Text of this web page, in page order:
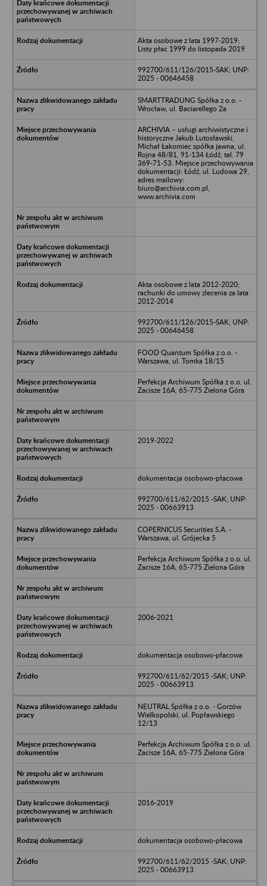
Akta osobowe z lata 1997-2019;
Listy płac 1999 do listopada 2019
992700/611/126/2015-SAK; UNP:
2025 - 00646458
SMARTTRADUNG Spółka z o.o. -
Wrocław, ul. Baciarellego 2a
ARCHIVIA – usługi archiwistyczne i
historyczne Jakub Lutosławski,
Michał Łakomiec spółka jawna, ul.
Rojna 48/81, 91-134 Łódź, tel. 79
369-71-53. Miejsce przechowywania
dokumentacji: Łódź, ul. Ludowa 29,
adres mailowy:
biuro@archivia.com.pl,
www.archivia.com
Akta osobowe z lata 2012-2020;
rachunki do umowy zlecenia za lata
2012-2014
992700/611/126/2015-SAK; UNP:
2025 - 00646458
FOOD Quantum Spółka z o.o. -
Warszawa, ul. Tomka 18/15
Perfekcja Archiwum Spółka z o.o. ul.
Zacisze 16A, 65-775 Zielona Góra
2019-2022
dokumentacja osobowo-płacowa
992700/611/62/2015 -SAK; UNP:
2025 - 00663913
COPERNICUS Securities S.A. -
Warszawa, ul. Grójecka 5
Perfekcja Archiwum Spółka z o.o. ul.
Zacisze 16A, 65-775 Zielona Góra
2006-2021
dokumentacja osobowo-płacowa
992700/611/62/2015 -SAK; UNP:
2025 - 00663913
NEUTRAL Spółka z o.o. - Gorzów
Wielkopolski, ul. Popławskiego
12/13
Perfekcja Archiwum Spółka z o.o. ul.
Zacisze 16A, 65-775 Zielona Góra
2016-2019
dokumentacja osobowo-płacowa
992700/611/62/2015 -SAK; UNP:
2025 - 00663913